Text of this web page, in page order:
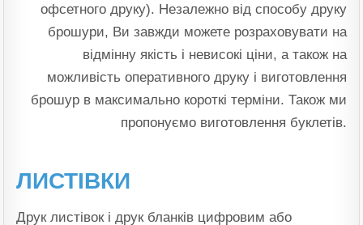
офсетного друку). Незалежно від способу друку
брошури, Ви завжди можете розраховувати на
відмінну якість і невисокі ціни, а також на
можливість оперативного друку і виготовлення
брошур в максимально короткі терміни. Також ми
пропонуємо виготовлення буклетів.
ЛИСТІВКИ
Друк листівок і друк бланків цифровим або